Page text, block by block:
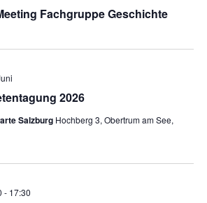
Fachgruppe Geschichte
2026
Salzburg Hochberg 3, Obertrum am See,
- 17:30